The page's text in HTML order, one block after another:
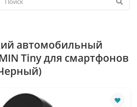
автомобильный
Tiny для смартфонов